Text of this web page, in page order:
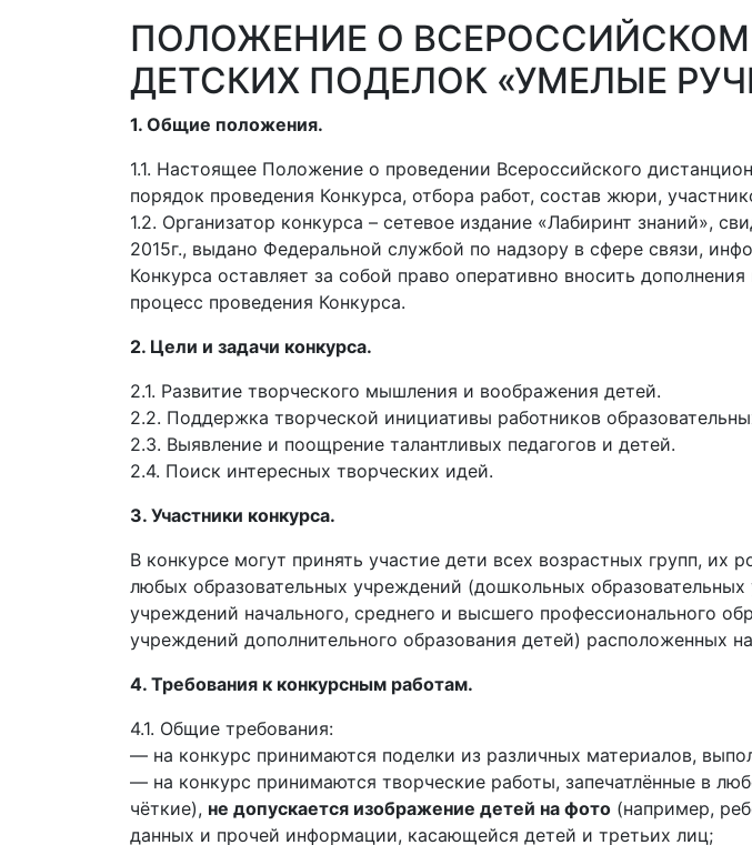
ПОЛОЖЕНИЕ О
ДЕТСКИХ ПОДЕЛОК «УМЕЛЫЕ
1. Общие положения.
1.1. Настоящее Положение о проведении Всероссийского
порядок проведения Конкурса, отбора работ, состав жюри,
1.2. Организатор конкурса – сетевое издание «Лабиринт
2015г., выдано Федеральной службой по надзору в сфере связи,
Конкурса оставляет за собой право оперативно вносить
процесс проведения Конкурса.
2. Цели и задачи конкурса.
2.1. Развитие творческого мышления и воображения детей.
2.2. Поддержка творческой инициативы работников
2.3. Выявление и поощрение талантливых педагогов и детей.
2.4. Поиск интересных творческих идей.
3. Участники конкурса.
В конкурсе могут принять участие дети всех возрастных групп, их
любых образовательных учреждений (дошкольных
учреждений начального, среднего и высшего профессионального
учреждений дополнительного образования детей) расположенных
4. Требования к конкурсным работам.
4.1. Общие требования:
— на конкурс принимаются поделки из различных материалов,
— на конкурс принимаются творческие работы, запечатлённые в
чёткие), не допускается изображение детей на фото (например,
данных и прочей информации, касающейся детей и третьих лиц;